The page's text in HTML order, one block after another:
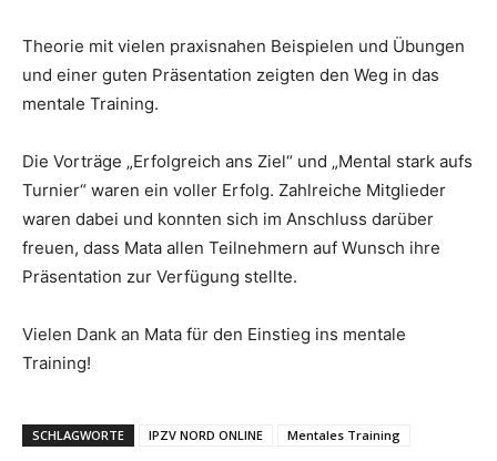
Theorie mit vielen praxisnahen Beispielen und Übungen
und einer guten Präsentation zeigten den Weg in das
mentale Training.
Die Vorträge „Erfolgreich ans Ziel“ und „Mental stark aufs
Turnier“ waren ein voller Erfolg. Zahlreiche Mitglieder
waren dabei und konnten sich im Anschluss darüber
freuen, dass Mata allen Teilnehmern auf Wunsch ihre
Präsentation zur Verfügung stellte.
Vielen Dank an Mata für den Einstieg ins mentale
Training!
SCHLAGWORTE IPZV NORD ONLINE Mentales Training